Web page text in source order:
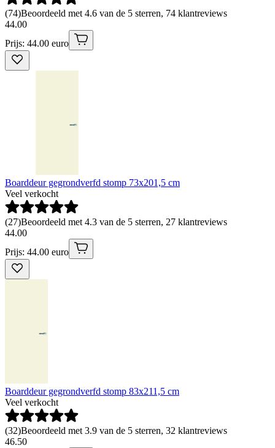
(74)Beoordeeld met 4.6 van de 5 sterren, 74 klantreviews
44.00
Prijs: 44.00 euro
Boarddeur gegrondverfd stomp 73x201,5 cm
Veel verkocht
(27)Beoordeeld met 4.3 van de 5 sterren, 27 klantreviews
44.00
Prijs: 44.00 euro
Boarddeur gegrondverfd stomp 83x211,5 cm
Veel verkocht
(32)Beoordeeld met 3.9 van de 5 sterren, 32 klantreviews
46.50